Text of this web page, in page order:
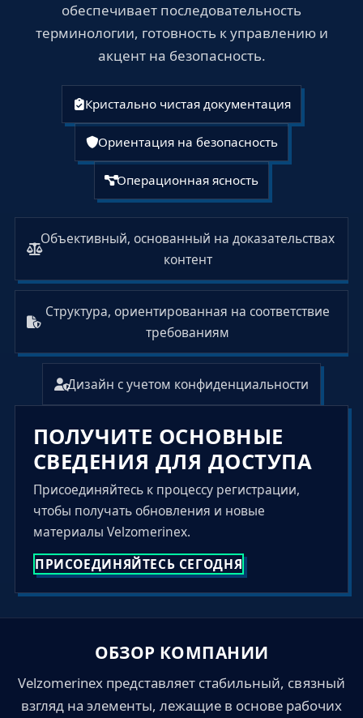
обеспечивает последовательность
терминологии, готовность к управлению и
акцент на безопасность.
Кристально чистая документация
Ориентация на безопасность
Операционная ясность
Объективный, основанный на доказательствах
контент
Структура, ориентированная на соответствие
требованиям
Дизайн с учетом конфиденциальности
ПОЛУЧИТЕ ОСНОВНЫЕ
СВЕДЕНИЯ ДЛЯ ДОСТУПА
Присоединяйтесь к процессу регистрации,
чтобы получать обновления и новые
материалы Velzomerinex.
ПРИСОЕДИНЯЙТЕСЬ СЕГОДНЯ
ОБЗОР КОМПАНИИ
Velzomerinex представляет стабильный, связный
взгляд на элементы, лежащие в основе рабочих